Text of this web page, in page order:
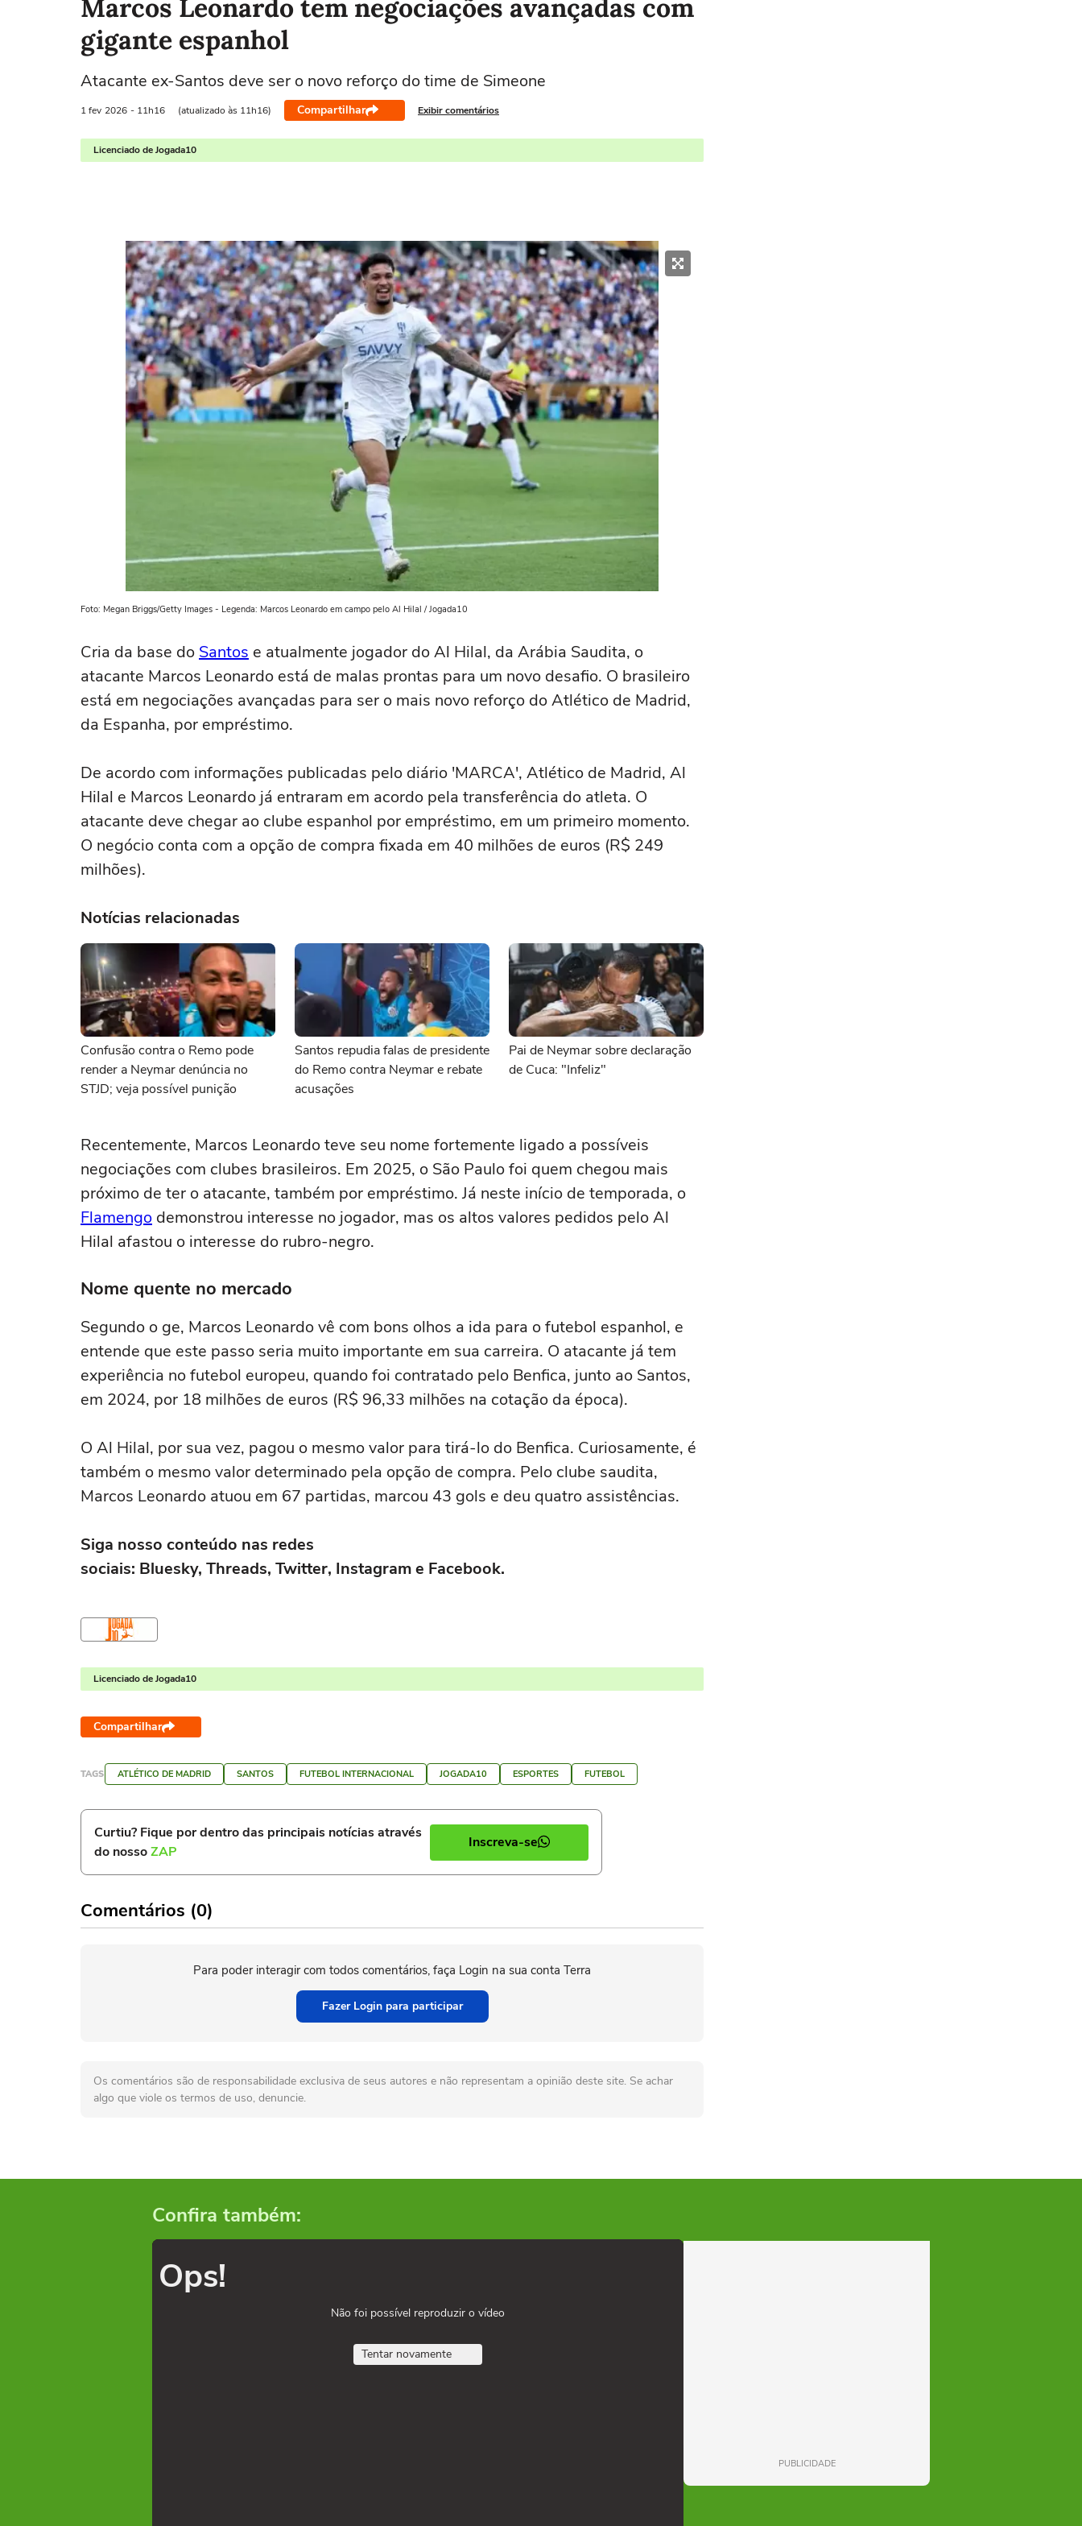
Marcos Leonardo tem negociações avançadas com
gigante espanhol
Atacante ex-Santos deve ser o novo reforço do time de Simeone
1 fev 2026 - 11h16 (atualizado às 11h16) Compartilhar Exibir comentários
Licenciado de Jogada10
Foto: Megan Briggs/Getty Images - Legenda: Marcos Leonardo em campo pelo Al Hilal / Jogada10
Cria da base do Santos e atualmente jogador do Al Hilal, da Arábia Saudita, o
atacante Marcos Leonardo está de malas prontas para um novo desafio. O brasileiro
está em negociações avançadas para ser o mais novo reforço do Atlético de Madrid,
da Espanha, por empréstimo.
De acordo com informações publicadas pelo diário 'MARCA', Atlético de Madrid, Al
Hilal e Marcos Leonardo já entraram em acordo pela transferência do atleta. O
atacante deve chegar ao clube espanhol por empréstimo, em um primeiro momento.
O negócio conta com a opção de compra fixada em 40 milhões de euros (R$ 249
milhões).
Notícias relacionadas
Confusão contra o Remo pode
render a Neymar denúncia no
STJD; veja possível punição
Santos repudia falas de presidente
do Remo contra Neymar e rebate
acusações
Pai de Neymar sobre declaração
de Cuca: "Infeliz"
Recentemente, Marcos Leonardo teve seu nome fortemente ligado a possíveis
negociações com clubes brasileiros. Em 2025, o São Paulo foi quem chegou mais
próximo de ter o atacante, também por empréstimo. Já neste início de temporada, o
Flamengo demonstrou interesse no jogador, mas os altos valores pedidos pelo Al
Hilal afastou o interesse do rubro-negro.
Nome quente no mercado
Segundo o ge, Marcos Leonardo vê com bons olhos a ida para o futebol espanhol, e
entende que este passo seria muito importante em sua carreira. O atacante já tem
experiência no futebol europeu, quando foi contratado pelo Benfica, junto ao Santos,
em 2024, por 18 milhões de euros (R$ 96,33 milhões na cotação da época).
O Al Hilal, por sua vez, pagou o mesmo valor para tirá-lo do Benfica. Curiosamente, é
também o mesmo valor determinado pela opção de compra. Pelo clube saudita,
Marcos Leonardo atuou em 67 partidas, marcou 43 gols e deu quatro assistências.
Siga nosso conteúdo nas redes
sociais: Bluesky, Threads, Twitter, Instagram e Facebook.
Licenciado de Jogada10
Compartilhar
TAGS ATLÉTICO DE MADRID SANTOS FUTEBOL INTERNACIONAL JOGADA10 ESPORTES FUTEBOL
Curtiu? Fique por dentro das principais notícias através
do nossoZAP
Inscreva-se
Comentários (0)
Para poder interagir com todos comentários, faça Login na sua conta Terra
Fazer Login para participar
Os comentários são de responsabilidade exclusiva de seus autores e não representam a opinião deste site. Se achar
algo que viole os termos de uso, denuncie.
Confira também:
Ops!
Não foi possível reproduzir o vídeo
Tentar novamente
PUBLICIDADE